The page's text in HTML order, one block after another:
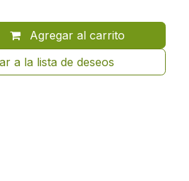
Agregar al carrito
a la lista de deseos